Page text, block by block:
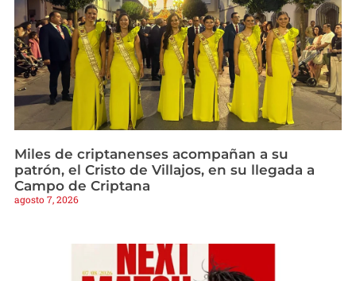
Miles de criptanenses acompañan a su
patrón, el Cristo de Villajos, en su llegada a
Campo de Criptana
agosto 7, 2026